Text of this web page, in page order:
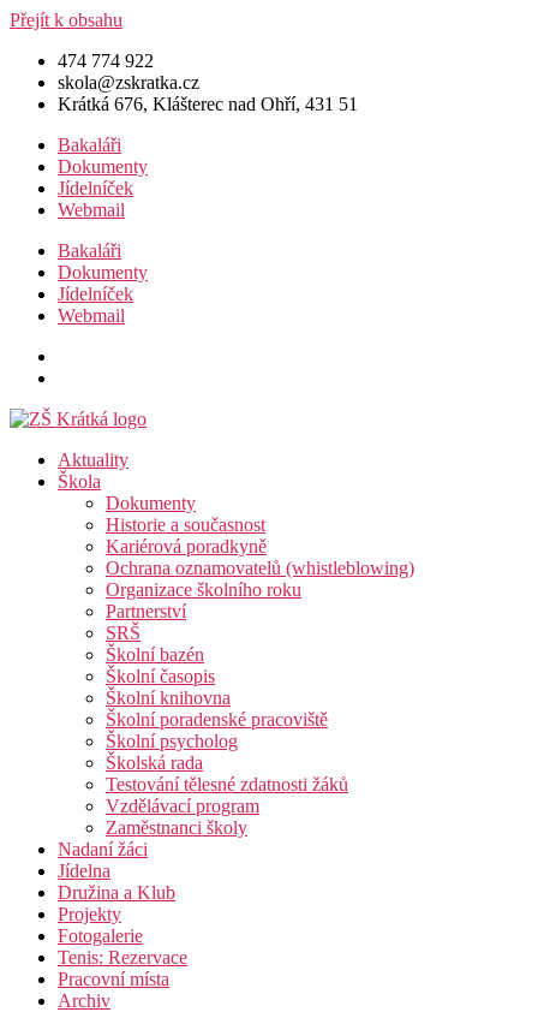
Přejít k obsahu
474 774 922
skola@zskratka.cz
Krátká 676, Klášterec nad Ohří, 431 51
Bakaláři
Dokumenty
Jídelníček
Webmail
Bakaláři
Dokumenty
Jídelníček
Webmail
Aktuality
Škola
Dokumenty
Historie a současnost
Kariérová poradkyně
Ochrana oznamovatelů (whistleblowing)
Organizace školního roku
Partnerství
SRŠ
Školní bazén
Školní časopis
Školní knihovna
Školní poradenské pracoviště
Školní psycholog
Školská rada
Testování tělesné zdatnosti žáků
Vzdělávací program
Zaměstnanci školy
Nadaní žáci
Jídelna
Družina a Klub
Projekty
Fotogalerie
Tenis: Rezervace
Pracovní místa
Archiv